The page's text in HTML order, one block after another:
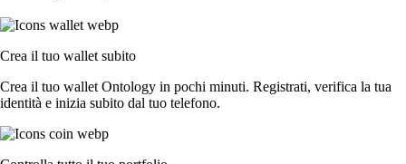
Crea il tuo wallet subito
Crea il tuo wallet Ontology in pochi minuti. Registrati, verifica la tua
identità e inizia subito dal tuo telefono.